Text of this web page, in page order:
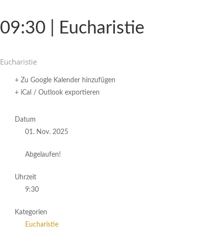
09:30 | Eucharistie
Eucha­ristie
+ Zu Google Kalender hinzufügen
+ iCal / Outlook exportieren
Datum
01. Nov. 2025
Abgelaufen!
Uhrzeit
9:30
Kategorien
Eucharistie